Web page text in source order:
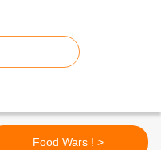
Food Wars ! >